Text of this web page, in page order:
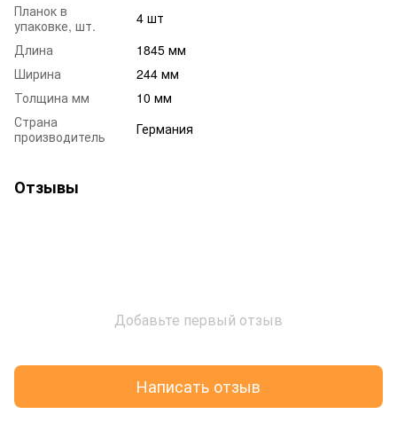
Планок в
упаковке, шт.
4 шт
Длина
1845 мм
Ширина
244 мм
Толщина мм
10 мм
Страна
производитель
Германия
Отзывы
Добавьте первый отзыв
Написать отзыв